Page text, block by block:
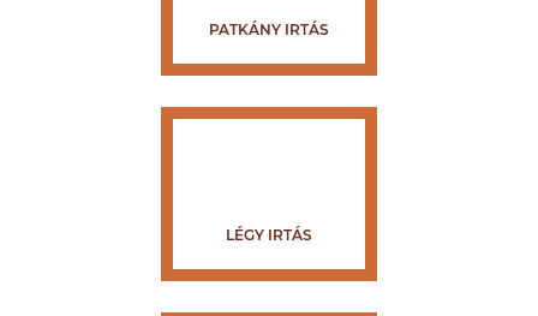
PATKÁNY IRTÁS
LÉGY IRTÁS